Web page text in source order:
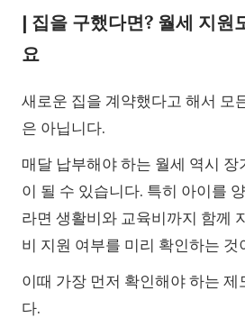
| 집을 구했다면? 월세 지원
요
새로운 집을 계약했다고 해서 모
은 아닙니다.
매달 납부해야 하는 월세 역시
이 될 수 있습니다. 특히 아이를
라면 생활비와 교육비까지 함께
비 지원 여부를 미리 확인하는 것
이때 가장 먼저 확인해야 하는 제
다.